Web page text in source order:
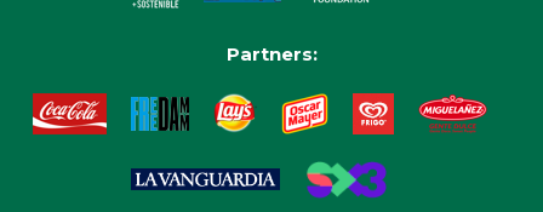
Partners: